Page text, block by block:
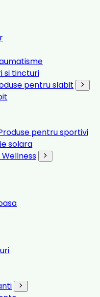
si tincturi
pentru slabit
pentru sportivi
solara
Wellness